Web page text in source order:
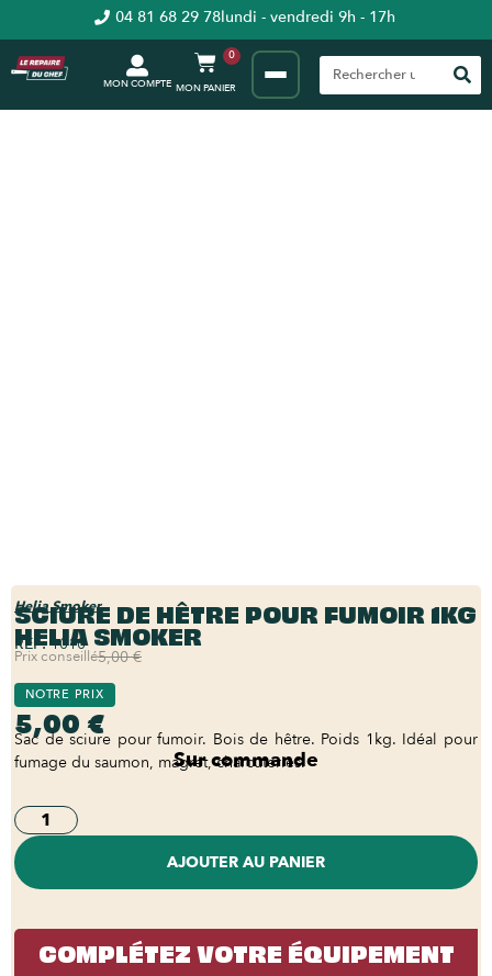
04 81 68 29 78lundi - vendredi 9h - 17h
MON COMPTE
0
Helia Smoker
SCIURE DE HÊTRE POUR FUMOIR 1KG
HELIA SMOKER
REF:1010
Prix conseillé5,00 €
NOTRE PRIX
5,00 €
Sac de sciure pour fumoir. Bois de hêtre. Poids 1kg. Idéal pour
fumage du saumon, magret, charcuteries.
Sur commande
AJOUTER AU PANIER
COMPLÉTEZ VOTRE ÉQUIPEMENT